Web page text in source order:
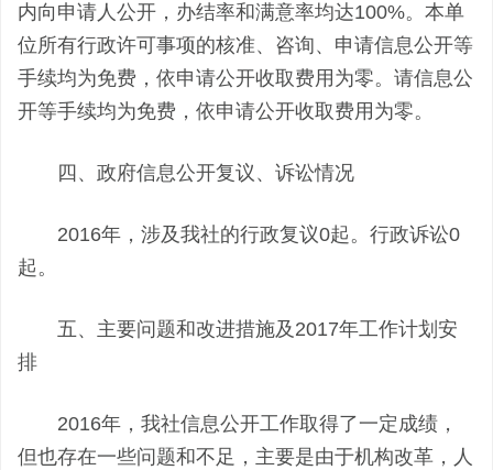
内向申请人公开，办结率和满意率均达100%。本单
位所有行政许可事项的核准、咨询、申请信息公开等
手续均为免费，依申请公开收取费用为零。请信息公
开等手续均为免费，依申请公开收取费用为零。
四、政府信息公开复议、诉讼情况
2016年，涉及我社的行政复议0起。行政诉讼0
起。
五、主要问题和改进措施及2017年工作计划安
排
2016年，我社信息公开工作取得了一定成绩，
但也存在一些问题和不足，主要是由于机构改革，人